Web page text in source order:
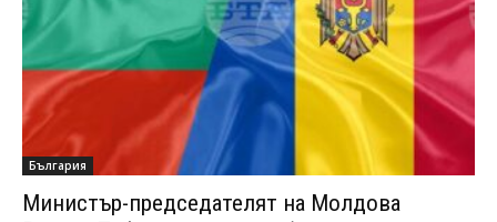
България
Министър-председателят на Молдова